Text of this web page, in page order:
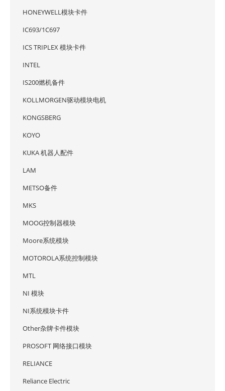
HONEYWELL模块卡件
IC693/1C697
ICS TRIPLEX 模块卡件
INTEL
IS200燃机备件
KOLLMORGEN驱动模块电机
KONGSBERG
KOYO
KUKA 机器人配件
LAM
METSO备件
MKS
MOOG控制器模块
Moore系统模块
MOTOROLA系统控制模块
MTL
NI 模块
NI系统模块卡件
Other杂牌卡件模块
PROSOFT 网络接口模块
RELIANCE
Reliance Electric